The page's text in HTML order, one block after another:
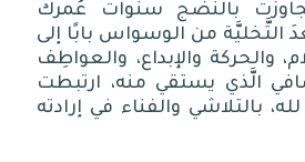
بالنُّضج سنوات عُمرك
التَّخليَّة من الوسواس بابًا إلى
والحركة والإبداع، والعواطِف
الَّذي يستقي منه، ارتبطت
بالتلاشي والفناء في إرادته